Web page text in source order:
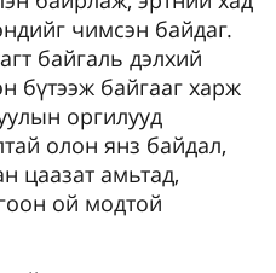
чимсэн байдаг.
байгаль дэлхий
бүтээж байгааг харж
оргилууд
олон янз байдал,
цаазат амьтад,
ой модтой